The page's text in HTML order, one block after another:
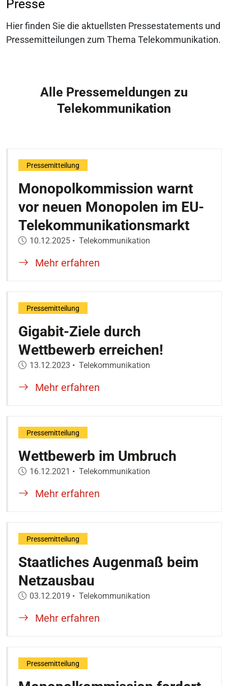
Presse
Hier finden Sie die aktuellsten Pressestatements und
Pressemitteilungen zum Thema Telekommunikation.
Alle Pressemeldungen zu
Telekommunikation
Monopolkommission warnt
vor neuen Monopolen im EU-
Telekommunikationsmarkt
Veröffentlicht am:
10.12.2025 • Telekommunikation
Pressemitteilung
Mehr erfahren
Gigabit-Ziele durch
Wettbewerb erreichen!
Veröffentlicht am:
13.12.2023 • Telekommunikation
Pressemitteilung
Mehr erfahren
Wettbewerb im Umbruch
Veröffentlicht am:
16.12.2021 • Telekommunikation
Pressemitteilung
Mehr erfahren
Staatliches Augenmaß beim
Netzausbau
Veröffentlicht am:
03.12.2019 • Telekommunikation
Pressemitteilung
Mehr erfahren
Pressemitteilung